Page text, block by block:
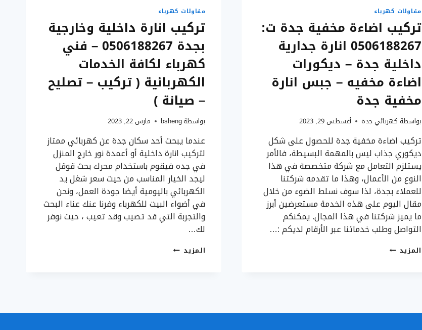
مقاولات كهرباء
تركيب اضاءة مخفية جدة ت:
0506188267 انارة جدارية
داخلية جدة – ديكورات
اضاءة مخفيه – جبس انارة
مخفية جدة
بواسطة كهربائي جدة أغسطس 29, 2023
تركيب اضاءة مخفية جدة للحصول على شكل
ديكوري جذاب ليس بالمهمة البسيطة، فالأمر
يستلزم التعامل مع شركة متخصصة في هذا
النوع من الأعمال، وهذا ما تقدمه شركتنا
للعملاء بجدة، لذا سوف نسلط الضوء من خلال
مقال اليوم على هذه الخدمة مستعرضين أبرز
ما يميز شركتنا في هذا المجال. يمكنكم
التواصل وطلب خدماتنا عبر الأرقام لديكم :…
المزيد تركيب
مقاولات كهرباء
تركيب انارة داخلية وخارجية
بجدة 0506188267 – فني
كهرباء لكافة الخدمات
الكهربائية ( تركيب – تصليح
– صيانة )
بواسطةbsheng مارس 22, 2023
عندما يبحث أحد سكان جدة عن كهربائي ممتاز
لتركيب انارة داخلية أو أعمدة نور خارج المنزل
في جده فيقوم باستخدام محرك بحث قوقل
ليجد الخيار المناسب من حيث سعر شغل يد
الكهربائي باليومية أيضا جودة العمل، ونحن
في أضواء البيت للكهرباء وفرنا عنك عناء البحث
والتجربة التي قد تصيب وقد تعيب ، حيث نوفر
لك…
المزيد تركيب